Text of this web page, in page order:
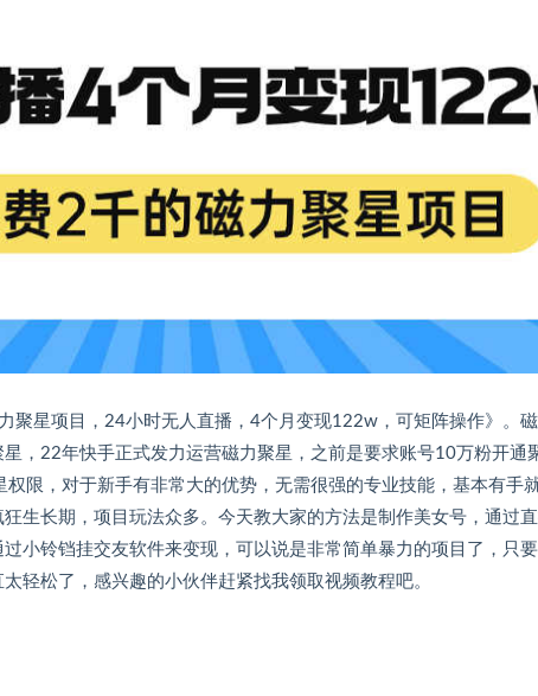
聚星项目，24小时无人直播，4个月变现122w，可矩阵操作》。
，22年快手正式发力运营磁力聚星，之前是要求账号10万粉开通
限，对于新手有非常大的优势，无需很强的专业技能，基本有手
生长期，项目玩法众多。今天教大家的方法是制作美女号，通过
小铃铛挂交友软件来变现，可以说是非常简单暴力的项目了，只
轻松了，感兴趣的小伙伴赶紧找我领取视频教程吧。